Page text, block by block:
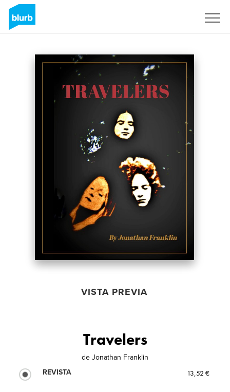
VISTA PREVIA
Travelers
de Jonathan Franklin
REVISTA
13,52 €